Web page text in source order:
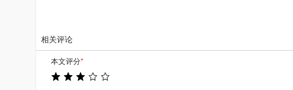
相关评论
本文评分*